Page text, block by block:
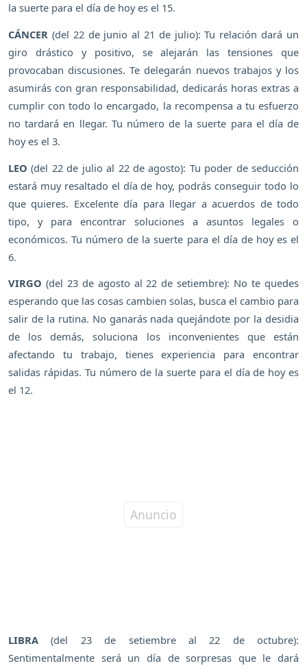
la suerte para el día de hoy es el 15.
CÁNCER (del 22 de junio al 21 de julio): Tu relación dará un
giro drástico y positivo, se alejarán las tensiones que
provocaban discusiones. Te delegarán nuevos trabajos y los
asumirás con gran responsabilidad, dedicarás horas extras a
cumplir con todo lo encargado, la recompensa a tu esfuerzo
no tardará en llegar. Tu número de la suerte para el día de
hoy es el 3.
LEO (del 22 de julio al 22 de agosto): Tu poder de seducción
estará muy resaltado el día de hoy, podrás conseguir todo lo
que quieres. Excelente día para llegar a acuerdos de todo
tipo, y para encontrar soluciones a asuntos legales o
económicos. Tu número de la suerte para el día de hoy es el
6.
VIRGO (del 23 de agosto al 22 de setiembre): No te quedes
esperando que las cosas cambien solas, busca el cambio para
salir de la rutina. No ganarás nada quejándote por la desidia
de los demás, soluciona los inconvenientes que están
afectando tu trabajo, tienes experiencia para encontrar
salidas rápidas. Tu número de la suerte para el día de hoy es
el 12.
LIBRA (del 23 de setiembre al 22 de octubre):
Sentimentalmente será un día de sorpresas que le dará